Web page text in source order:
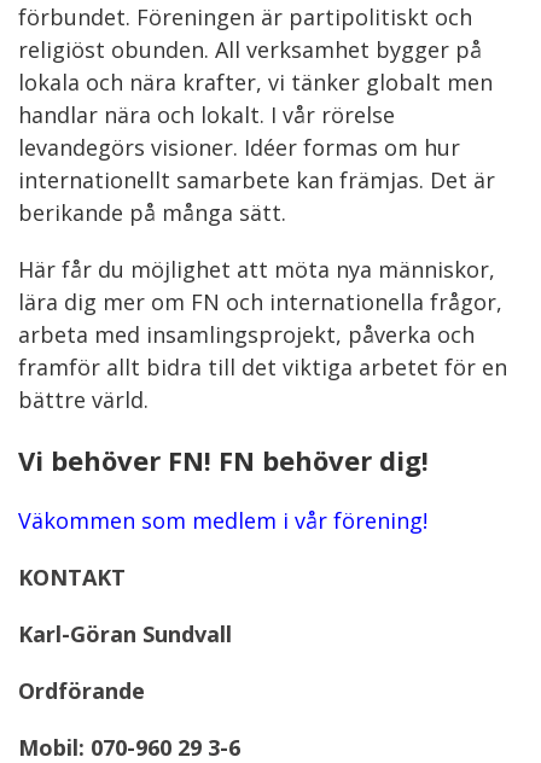
förbundet. Föreningen är partipolitiskt och
religiöst obunden. All verksamhet bygger på
lokala och nära krafter, vi tänker globalt men
handlar nära och lokalt. I vår rörelse
levandegörs visioner. Idéer formas om hur
internationellt samarbete kan främjas. Det är
berikande på många sätt.
Här får du möjlighet att möta nya människor,
lära dig mer om FN och internationella frågor,
arbeta med insamlingsprojekt, påverka och
framför allt bidra till det viktiga arbetet för en
bättre värld.
Vi behöver FN! FN behöver dig!
Väkommen som medlem i vår förening!
KONTAKT
Karl-Göran Sundvall
Ordförande
Mobil: 070-960 29 3-6